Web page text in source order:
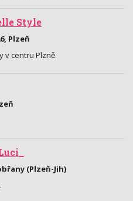
Style
Plzeň
v centru Plzně.
(Plzeň-Jih)